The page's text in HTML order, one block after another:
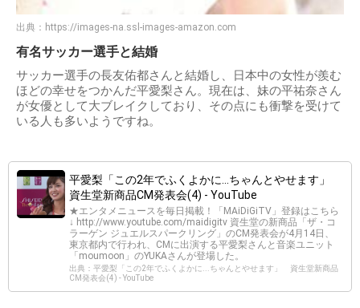
出典： https://images-na.ssl-images-amazon.com
有名サッカー選手と結婚
サッカー選手の長友佑都さんと結婚し、日本中の女性が羨む
ほどの幸せをつかんだ平愛梨さん。現在は、妹の平祐奈さん
が女優として大ブレイクしており、その点にも衝撃を受けて
いる人も多いようですね。
平愛梨「この2年でふくよかに...ちゃんとやせます」
資生堂新商品CM発表会(4) - YouTube
★エンタメニュースを毎日掲載！「MAiDiGiTV」登録はこちら
↓ http://www.youtube.com/maidigitv 資生堂の新商品「ザ・コ
ラーゲン ジュエルスパークリング」のCM発表会が4月14日、
東京都内で行われ、CMに出演する平愛梨さんと音楽ユニット
「moumoon」のYUKAさんが登場した。
出典：平愛梨「この2年でふくよかに...ちゃんとやせます」 資生堂新商品
CM発表会(4) - YouTube